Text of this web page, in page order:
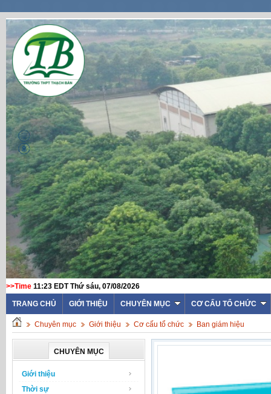
>>Time 11:23 EDT Thứ sáu, 07/08/2026
TRANG CHỦ GIỚI THIỆU CHUYÊN MỤC CƠ CẤU TỔ CHỨC
Chuyên mục Giới thiệu Cơ cấu tổ chức Ban giám hiệu
CHUYÊN MỤC
Giới thiệu
Thời sự